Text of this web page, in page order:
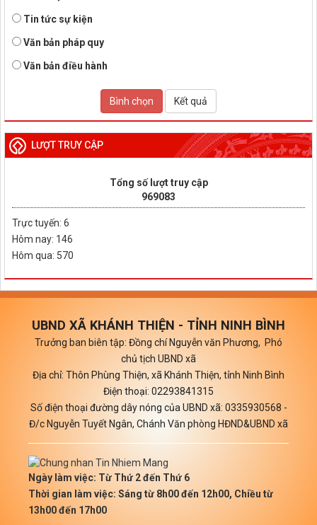
Tin tức sự kiện
Văn bản pháp quy
Văn bản điều hành
Bình chọn Kết quả
LƯỢT TRUY CẬP
Tổng số lượt truy cập
969083
Trực tuyến: 6
Hôm nay: 146
Hôm qua: 570
UBND XÃ KHÁNH THIỆN - TỈNH NINH BÌNH
Trưởng ban biên tập: Đồng chí Nguyễn văn Phương, Phó
chủ tịch UBND xã
Địa chỉ: Thôn Phùng Thiện, xã Khánh Thiện, tỉnh Ninh Bình
Điện thoại: 02293841315
Số điện thoại đường dây nóng của UBND xã: 0335930568 -
Đ/c Nguyễn Tuyết Ngân, Chánh Văn phòng HĐND&UBND xã
Ngày làm việc: Từ Thứ 2 đến Thứ 6
Thời gian làm việc: Sáng từ 8h00 đến 12h00, Chiều từ
13h00 đến 17h00